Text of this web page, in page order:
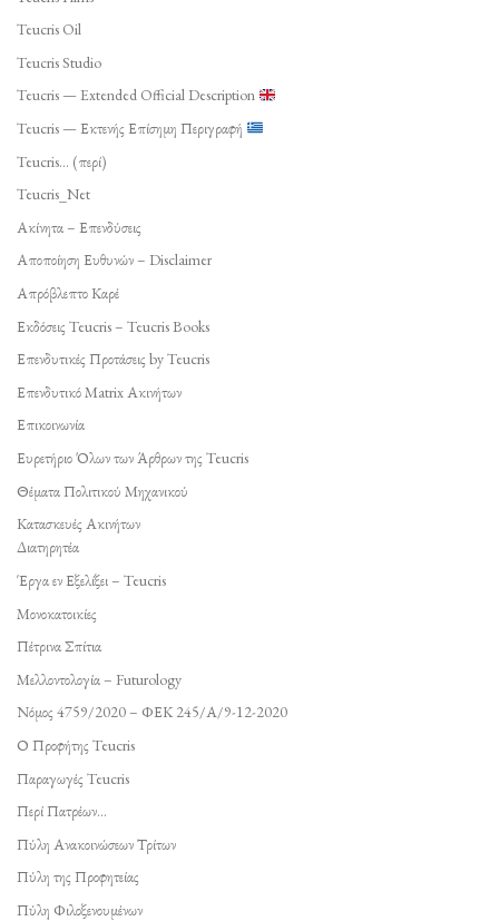
Teucris Oil
Teucris Studio
Teucris — Extended Official Description
Teucris — Εκτενής Επίσημη Περιγραφή
Teucris… (περί)
Teucris_Net
Ακίνητα – Επενδύσεις
Αποποίηση Ευθυνών – Disclaimer
Απρόβλεπτο Καρέ
Εκδόσεις Teucris – Teucris Books
Επενδυτικές Προτάσεις by Teucris
Επενδυτικό Matrix Ακινήτων
Επικοινωνία
Ευρετήριο Όλων των Άρθρων της Teucris
Θέματα Πολιτικού Μηχανικού
Κατασκευές Ακινήτων
Διατηρητέα
Έργα εν Εξελίξει – Teucris
Μονοκατοικίες
Πέτρινα Σπίτια
Μελλοντολογία – Futurology
Νόμος 4759/2020 – ΦΕΚ 245/Α/9-12-2020
Ο Προφήτης Teucris
Παραγωγές Teucris
Περί Πατρέων…
Πύλη Ανακοινώσεων Τρίτων
Πύλη της Προφητείας
Πύλη Φιλοξενουμένων